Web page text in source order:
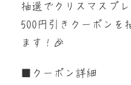
抽選でクリスマスプ
500円引きクーポンを
ます！🎉
■クーポン詳細